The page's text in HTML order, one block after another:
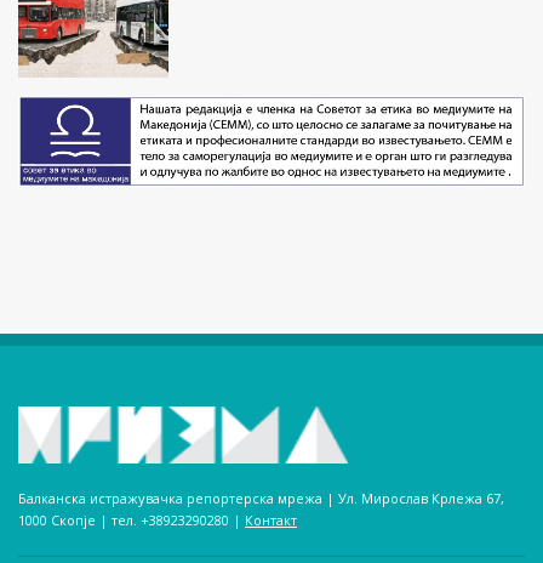
Балканска истражувачка репортерска мрежа | Ул. Мирослав Крлежа 67,
1000 Скопје | тел. +38923290280­ | Контакт